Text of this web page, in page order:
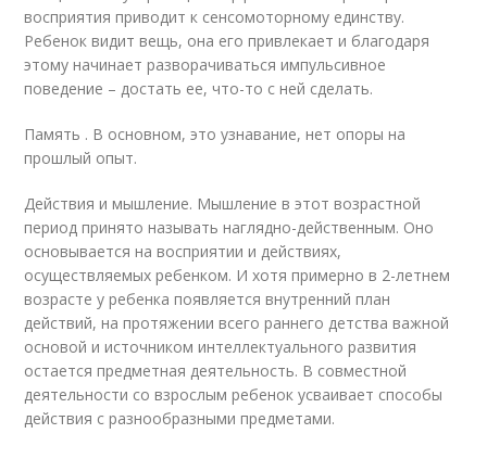
восприятия приводит к сенсомоторному единству.
Ребенок видит вещь, она его привлекает и благодаря
этому начинает разворачиваться импульсивное
поведение – достать ее, что-то с ней сделать.
Память . В основном, это узнавание, нет опоры на
прошлый опыт.
Действия и мышление. Мышление в этот возрастной
период принято называть наглядно-действенным. Оно
основывается на восприятии и действиях,
осуществляемых ребенком. И хотя примерно в 2-летнем
возрасте у ребенка появляется внутренний план
действий, на протяжении всего раннего детства важной
основой и источником интеллектуального развития
остается предметная деятельность. В совместной
деятельности со взрослым ребенок усваивает способы
действия с разнообразными предметами.